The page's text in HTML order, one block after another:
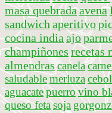
masa quebradaavena
sandwich aperitivo
cocina india ajo
champiñones recetas
almendrascanela
saludablemerluza
aguacatepuerro vino
queso fetasoja